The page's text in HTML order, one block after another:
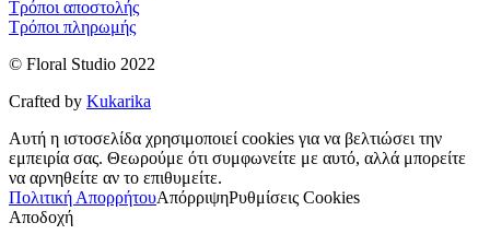
Τρόποι αποστολής
Τρόποι πληρωμής
© Floral Studio 2022
Crafted by Kukarika
Αυτή η ιστοσελίδα χρησιμοποιεί cookies για να βελτιώσει την
εμπειρία σας. Θεωρούμε ότι συμφωνείτε με αυτό, αλλά μπορείτε
να αρνηθείτε αν το επιθυμείτε.
Πολιτική ΑπορρήτουΑπόρριψηΡυθμίσεις Cookies
Αποδοχή